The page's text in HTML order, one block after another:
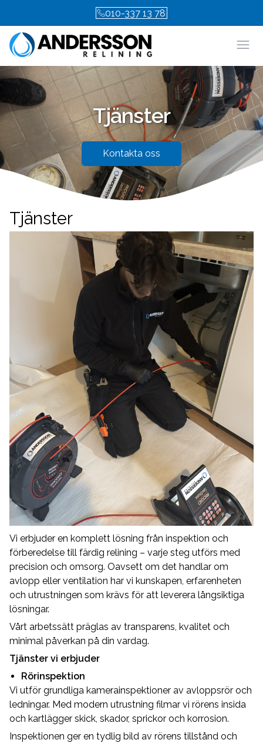
010-337 13 78
Tjänster
Kontakta oss
Tjänster
Vi erbjuder en komplett lösning från inspektion och
förberedelse till färdig relining – varje steg utförs med
precision och omsorg. Oavsett om det handlar om
avlopp eller ventilation har vi kunskapen, erfarenheten
och utrustningen som krävs för att leverera långsiktiga
lösningar.
Vårt arbetssätt präglas av transparens, kvalitet och
minimal påverkan på din vardag.
Tjänster vi erbjuder
Rörinspektion
Vi utför grundliga kamerainspektioner av avloppsrör och
ledningar. Med modern utrustning filmar vi rörens insida
och kartlägger skick, skador, sprickor och korrosion.
Inspektionen ger en tydlig bild av rörens tillstånd och